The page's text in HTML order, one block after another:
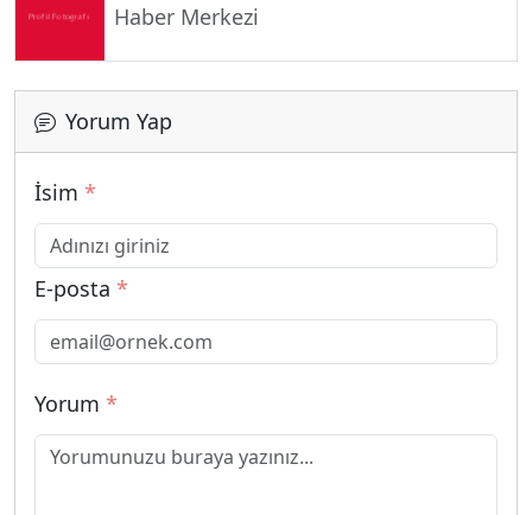
Haber Merkezi
Yorum Yap
İsim *
E-posta *
Yorum *